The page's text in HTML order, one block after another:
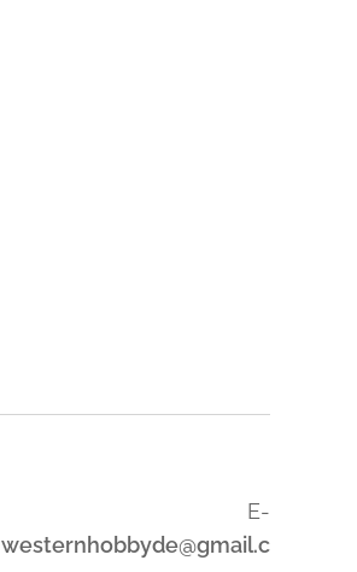
E-
westernhobbyde@gmail.c